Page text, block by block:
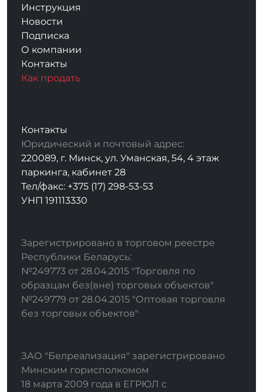
Инструкция
Новости
Подписка
О компании
Контакты
Как продать
Контакты
Юридический и почтовый адрес:
220089, г. Минск, ул. Уманская, 54, 4 этаж
паркинга, кабинет 28
Тел/факс: +375 (17) 298-53-53
УНП 191113330
Зарегистрировано в торговом реестре
Республики Беларусь:
№249773 от 28.04.2015 "Торговля по
образцам без(вне) торговых объектов"
№249779 от 28.04.2015 "Оптовая торговля
без торговых объектов"
ЗАО "Белреализация" зарегистрировано
Минским горисполкомом
18 марта 2009 года в ЕГРЮЛ с